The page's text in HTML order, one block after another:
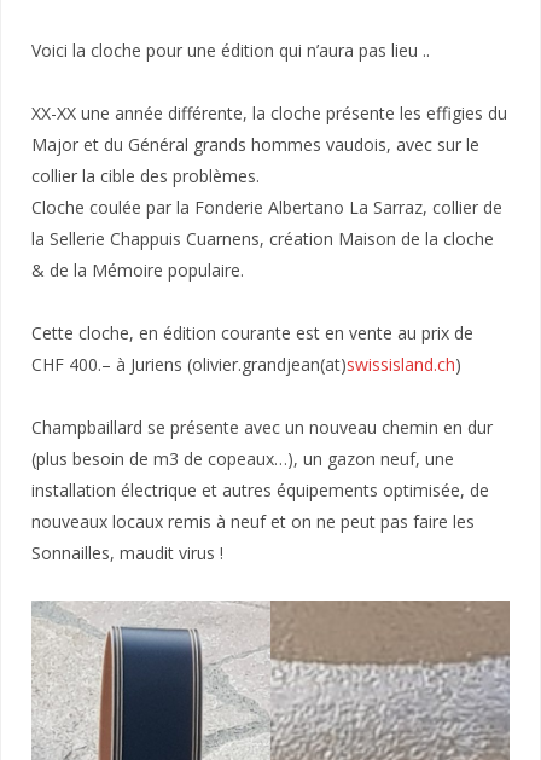
Voici la cloche pour une édition qui n’aura pas lieu ..
XX-XX une année différente, la cloche présente les effigies du
Major et du Général grands hommes vaudois, avec sur le
collier la cible des problèmes.
Cloche coulée par la Fonderie Albertano La Sarraz, collier de
la Sellerie Chappuis Cuarnens, création Maison de la cloche
& de la Mémoire populaire.
Cette cloche, en édition courante est en vente au prix de
CHF 400.– à Juriens (olivier.grandjean(at)swissisland.ch)
Champbaillard se présente avec un nouveau chemin en dur
(plus besoin de m3 de copeaux…), un gazon neuf, une
installation électrique et autres équipements optimisée, de
nouveaux locaux remis à neuf et on ne peut pas faire les
Sonnailles, maudit virus !